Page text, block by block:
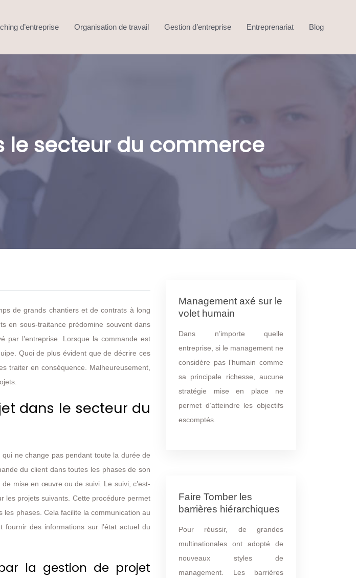
d’entreprise Organisation de travail Gestion d’entreprise Entreprenariat Blog
le secteur du commerce
de grands chantiers et de contrats à long
en sous-traitance prédomine souvent dans
par l’entreprise. Lorsque la commande est
Quoi de plus évident que de décrire ces
traiter en conséquence. Malheureusement,
dans le secteur du
ne change pas pendant toute la durée de
du client dans toutes les phases de son
mise en œuvre ou de suivi. Le suivi, c’est-
les projets suivants. Cette procédure permet
phases. Cela facilite la communication au
fournir des informations sur l’état actuel du
la gestion de projet
Management axé sur le
volet humain
Dans n’importe quelle
entreprise, si le management ne
considère pas l’humain comme
sa principale richesse, aucune
stratégie mise en place ne
permet d’atteindre les objectifs
escomptés.
Faire Tomber les
barrières hiérarchiques
Pour réussir, de grandes
multinationales ont adopté de
nouveaux styles de
management. Les barrières